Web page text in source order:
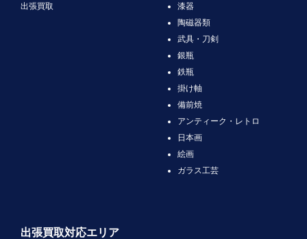
出張買取
漆器
陶磁器類
武具・刀剣
銀瓶
鉄瓶
掛け軸
備前焼
アンティーク・レトロ
日本画
絵画
ガラス工芸
出張買取対応エリア